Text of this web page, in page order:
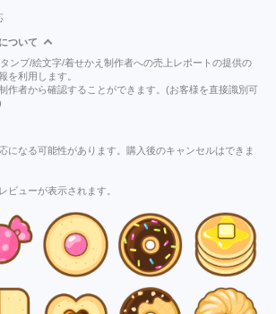
ついて
ンプ/絵文字/着せかえ制作者への売上レポートの提供の
を利用します。
作者から確認することができます。(お客様を直接識別可
になる可能性があります。購入後のキャンセルはできま
ビューが表示されます。